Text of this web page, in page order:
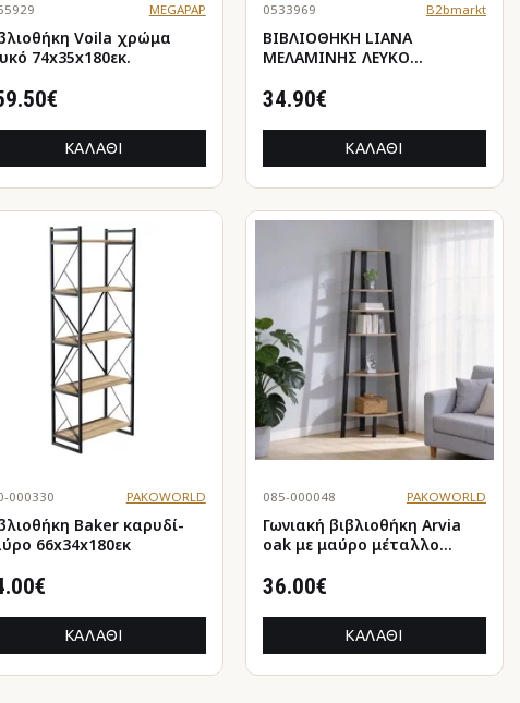
MEGAPAP
Voila χρώμα
74x35x180εκ.
ΚΑΛΆΘΙ
0533969 B2bmarkt
ΒΙΒΛΙΟΘΗΚΗ LIANA
ΜΕΛΑΜΙΝΗΣ ΛΕΥΚΟ
34.90€
ΚΑΛΆΘΙ
000330 PAKOWORLD
Baker καρυδί-
66x34x180εκ
ΚΑΛΆΘΙ
085-000048 PAKOWORLD
Γωνιακή βιβλιοθήκη Arvia
oak με μαύρο μέταλλο
36.00€
ΚΑΛΆΘΙ